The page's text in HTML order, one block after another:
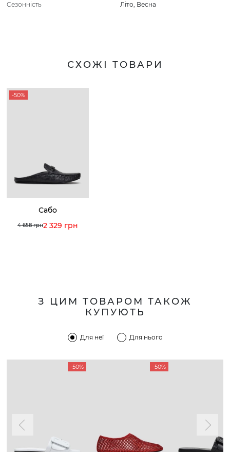
Сезонність
Літо, Весна
СХОЖІ ТОВАРИ
-50%
Сабо
4 658 грн2 329 грн
З ЦИМ ТОВАРОМ ТАКОЖ
КУПУЮТЬ
Для неї Для нього
-50% -50%